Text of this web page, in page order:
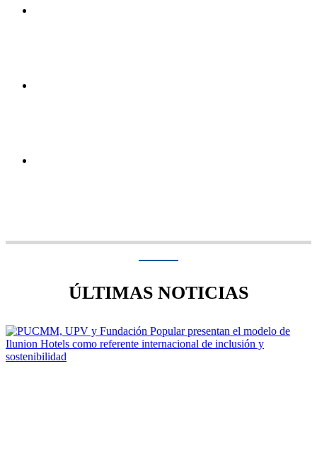
ÚLTIMAS NOTICIAS